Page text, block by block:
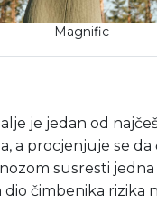
Magnific
je jedan od
a procjenjuje se da
susresti jedna
dio čimbenika rizika